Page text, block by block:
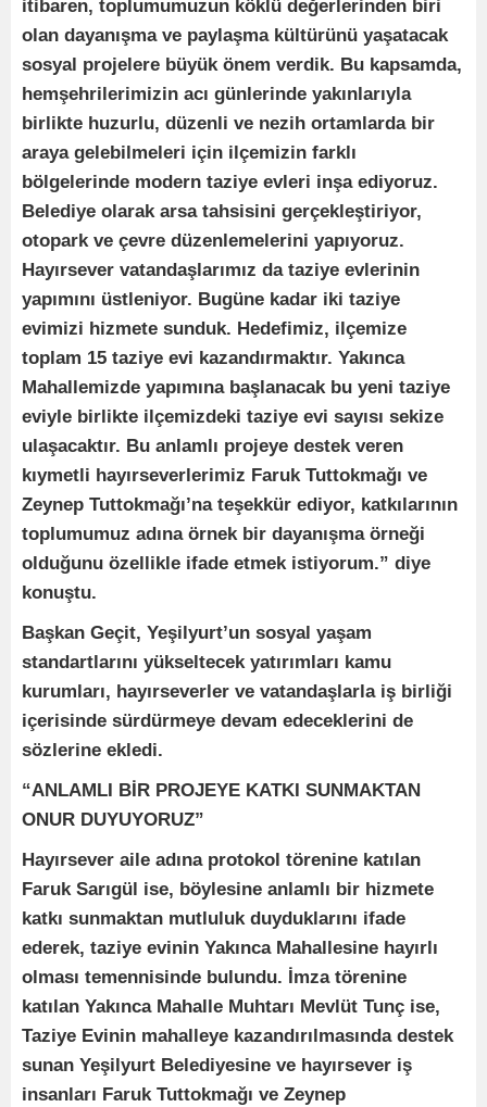
itibaren, toplumumuzun köklü değerlerinden biri
olan dayanışma ve paylaşma kültürünü yaşatacak
sosyal projelere büyük önem verdik. Bu kapsamda,
hemşehrilerimizin acı günlerinde yakınlarıyla
birlikte huzurlu, düzenli ve nezih ortamlarda bir
araya gelebilmeleri için ilçemizin farklı
bölgelerinde modern taziye evleri inşa ediyoruz.
Belediye olarak arsa tahsisini gerçekleştiriyor,
otopark ve çevre düzenlemelerini yapıyoruz.
Hayırsever vatandaşlarımız da taziye evlerinin
yapımını üstleniyor. Bugüne kadar iki taziye
evimizi hizmete sunduk. Hedefimiz, ilçemize
toplam 15 taziye evi kazandırmaktır. Yakınca
Mahallemizde yapımına başlanacak bu yeni taziye
eviyle birlikte ilçemizdeki taziye evi sayısı sekize
ulaşacaktır. Bu anlamlı projeye destek veren
kıymetli hayırseverlerimiz Faruk Tuttokmağı ve
Zeynep Tuttokmağı’na teşekkür ediyor, katkılarının
toplumumuz adına örnek bir dayanışma örneği
olduğunu özellikle ifade etmek istiyorum.” diye
konuştu.
Başkan Geçit, Yeşilyurt’un sosyal yaşam
standartlarını yükseltecek yatırımları kamu
kurumları, hayırseverler ve vatandaşlarla iş birliği
içerisinde sürdürmeye devam edeceklerini de
sözlerine ekledi.
“ANLAMLI BİR PROJEYE KATKI SUNMAKTAN
ONUR DUYUYORUZ”
Hayırsever aile adına protokol törenine katılan
Faruk Sarıgül ise, böylesine anlamlı bir hizmete
katkı sunmaktan mutluluk duyduklarını ifade
ederek, taziye evinin Yakınca Mahallesine hayırlı
olması temennisinde bulundu. İmza törenine
katılan Yakınca Mahalle Muhtarı Mevlüt Tunç ise,
Taziye Evinin mahalleye kazandırılmasında destek
sunan Yeşilyurt Belediyesine ve hayırsever iş
insanları Faruk Tuttokmağı ve Zeynep